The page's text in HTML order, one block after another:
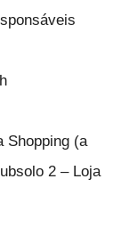
Shopping (a
2 – Loja